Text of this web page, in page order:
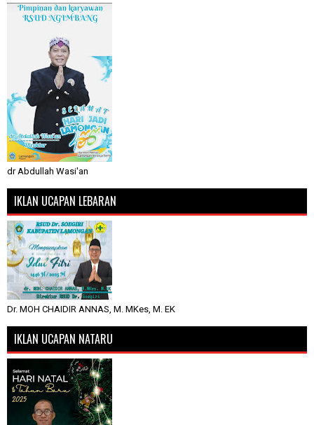
dr Abdullah Wasi'an
IKLAN UCAPAN LEBARAN
Dr. MOH CHAIDIR ANNAS, M. MKes, M. EK
IKLAN UCAPAN NATARU